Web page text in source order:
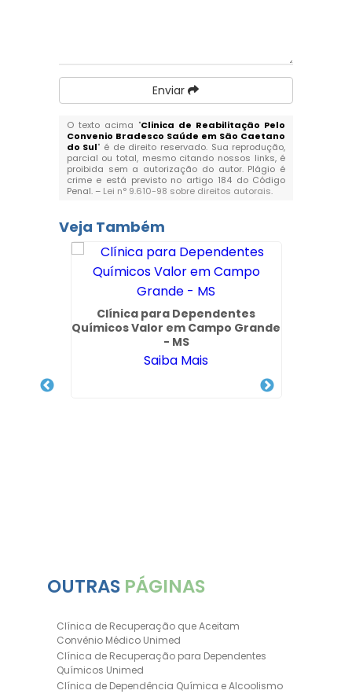
Enviar
O texto acima "Clinica de Reabilitação Pelo
Convenio Bradesco Saúde em São Caetano
do Sul" é de direito reservado. Sua reprodução,
parcial ou total, mesmo citando nossos links, é
proibida sem a autorização do autor. Plágio é
crime e está previsto no artigo 184 do Código
Penal. – Lei n° 9.610-98 sobre direitos autorais.
Veja Também
Clínica para Dependentes
Químicos Valor em Campo Grande
- MS
Saiba Mais
OUTRAS PÁGINAS
Clínica de Recuperação que Aceitam
Convênio Médico Unimed
Clínica de Recuperação para Dependentes
Químicos Unimed
Clínica de Dependência Química e Alcoolismo